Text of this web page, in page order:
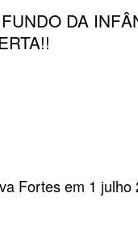
DA
Fortesem 1 julho